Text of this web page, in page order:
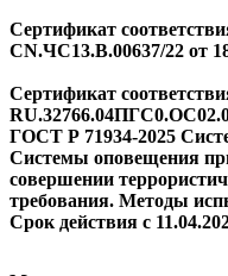
Сертификат
CN.ЧС13.В.00637/22 от
Сертификат
ГОСТ Р 71934-2025
Системы оповещения
совершении
требования. Методы
Срок действия с